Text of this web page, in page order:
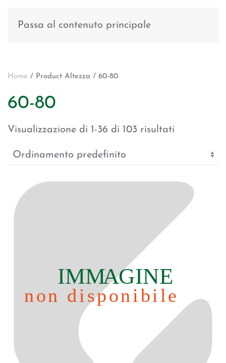
Passa al contenuto principale
Home / Product Altezza / 60-80
60-80
Visualizzazione di 1-36 di 103 risultati